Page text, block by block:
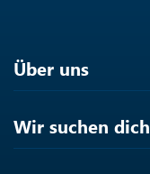
Über uns
Wir suchen dich